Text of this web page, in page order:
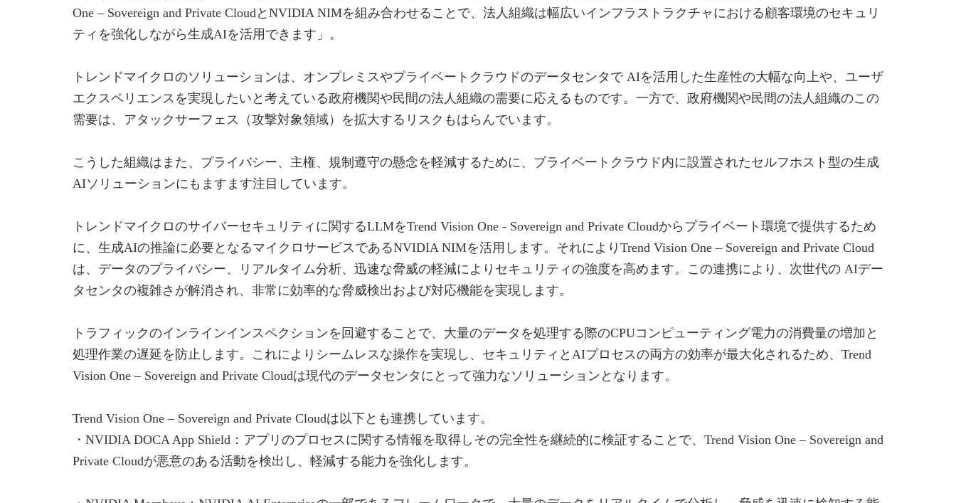
One – Sovereign and Private CloudとNVIDIA NIMを組み合わせることで、法人組織は幅広いインフラストラクチャにおける顧客環境のセキュリ
ティを強化しながら生成AIを活用できます」。
トレンドマイクロのソリューションは、オンプレミスやプライベートクラウドのデータセンタで AIを活用した生産性の大幅な向上や、ユーザ
エクスペリエンスを実現したいと考えている政府機関や民間の法人組織の需要に応えるものです。一方で、政府機関や民間の法人組織のこの
需要は、アタックサーフェス（攻撃対象領域）を拡大するリスクもはらんでいます。
こうした組織はまた、プライバシー、主権、規制遵守の懸念を軽減するために、プライベートクラウド内に設置されたセルフホスト型の生成
AIソリューションにもますます注目しています。
トレンドマイクロのサイバーセキュリティに関するLLMをTrend Vision One - Sovereign and Private Cloudからプライベート環境で提供するため
に、生成AIの推論に必要となるマイクロサービスであるNVIDIA NIMを活用します。それによりTrend Vision One – Sovereign and Private Cloud
は、データのプライバシー、リアルタイム分析、迅速な脅威の軽減によりセキュリティの強度を高めます。この連携により、次世代の AIデー
タセンタの複雑さが解消され、非常に効率的な脅威検出および対応機能を実現します。
トラフィックのインラインインスペクションを回避することで、大量のデータを処理する際のCPUコンピューティング電力の消費量の増加と
処理作業の遅延を防止します。これによりシームレスな操作を実現し、セキュリティとAIプロセスの両方の効率が最大化されるため、Trend
Vision One – Sovereign and Private Cloudは現代のデータセンタにとって強力なソリューションとなります。
Trend Vision One – Sovereign and Private Cloudは以下とも連携しています。
・NVIDIA DOCA App Shield：アプリのプロセスに関する情報を取得しその完全性を継続的に検証することで、Trend Vision One – Sovereign and
Private Cloudが悪意のある活動を検出し、軽減する能力を強化します。